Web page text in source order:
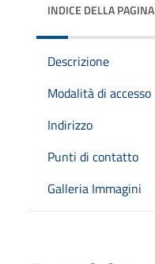
INDICE DELLA PAGINA
Descrizione
Modalità di accesso
Indirizzo
Punti di contatto
Galleria Immagini